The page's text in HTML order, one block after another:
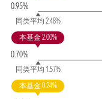
0.95%
同类平均 2.48%
0.70%
本基金 2.00%
同类平均 1.57%
本基金 0.24%